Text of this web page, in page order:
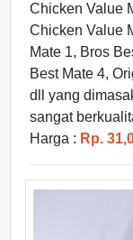
Chicken Value
Chicken Value
Mate 1, Bros
Best Mate 4,
dll yang
sangat
Harga : Rp.